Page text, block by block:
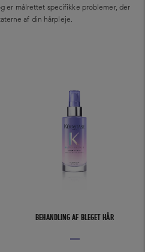
er målrettet specifikke problemer, der
af din hårpleje.
BEHANDLING AF BLEGET HÅR